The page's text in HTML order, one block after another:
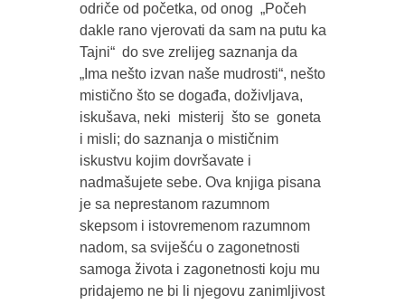
odriče od početka, od onog „Počeh
dakle rano vjerovati da sam na putu ka
Tajni“ do sve zrelijeg saznanja da
„Ima nešto izvan naše mudrosti“, nešto
mistično što se događa, doživljava,
iskušava, neki misterij što se goneta
i misli; do saznanja o mističnim
iskustvu kojim dovršavate i
nadmašujete sebe. Ova knjiga pisana
je sa neprestanom razumnom
skepsom i istovremenom razumnom
nadom, sa sviješću o zagonetnosti
samoga života i zagonetnosti koju mu
pridajemo ne bi li njegovu zanimljivost